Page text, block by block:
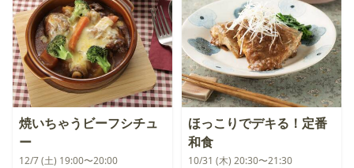
焼いちゃうビーフシチュ
ー
12/7 (土) 19:00〜20:00
ほっこりでデキる！定番
和食
10/31 (木) 20:30〜21:30